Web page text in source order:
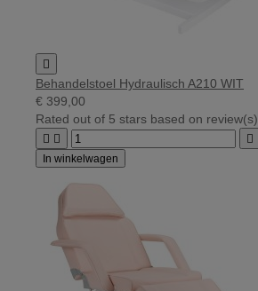

Behandelstoel Hydraulisch A210 WIT
€ 399,00
Rated out of 5 stars based on review(s)
  
In winkelwagen